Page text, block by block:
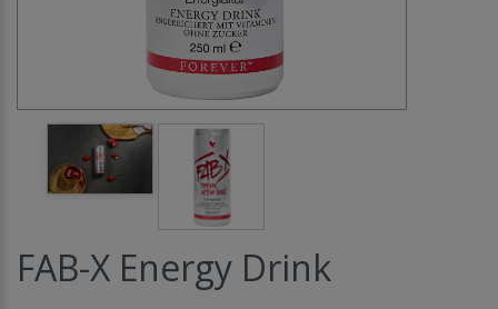
FAB-X Energy Drink